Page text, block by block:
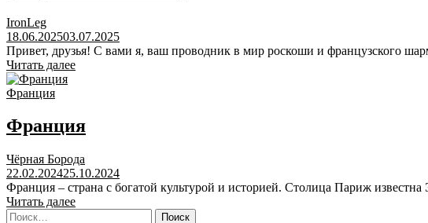
IronLeg
18.06.202503.07.2025
Привет, друзья! С вами я, ваш проводник в мир роскоши и французского
Читать далее
Франция
Франция
Чёрная Борода
22.02.202425.10.2024
Франция – страна с богатой культурой и историей. Столица Париж
Читать далее
Найти: